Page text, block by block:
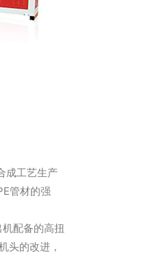
成工艺生产
管材的强
配备的高扭
头的改进，